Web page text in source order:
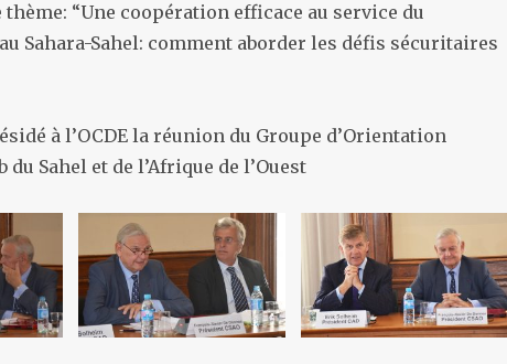
“Une coopération efficace au service du
Sahara-Sahel: comment aborder les défis sécuritaires
à l’OCDE la réunion du Groupe d’Orientation
Sahel et de l’Afrique de l’Ouest